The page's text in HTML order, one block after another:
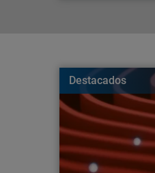
vulnerables para
continuación.
Destacados